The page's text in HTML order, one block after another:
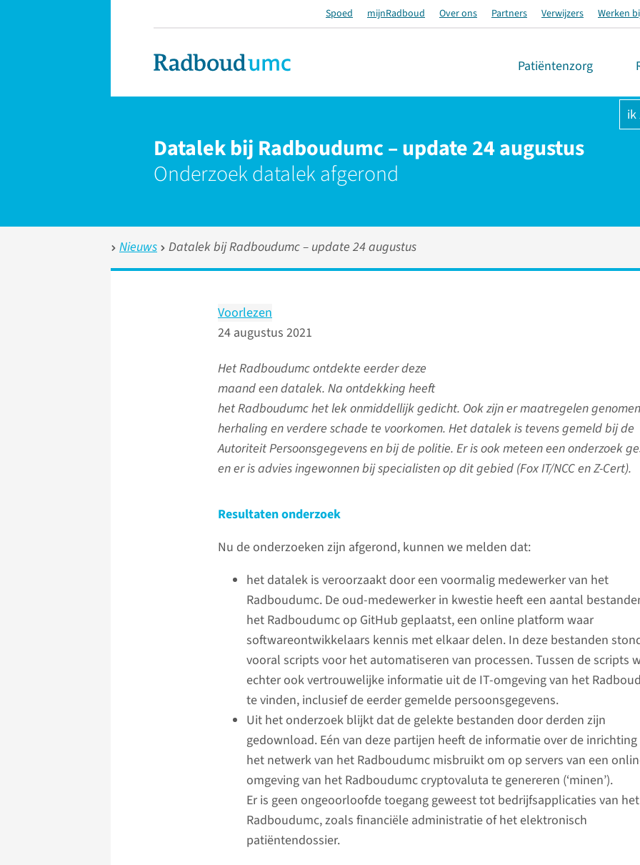
Spoed mijnRadboud Over ons Partners Verwijzers Werken
Patiëntenzorg
ik
Datalek bij Radboudumc – update 24 augustus
Onderzoek datalek afgerond
Nieuws Datalek bij Radboudumc – update 24 augustus
Voorlezen
24 augustus 2021
Het Radboudumc ontdekte eerder deze
maand een datalek. Na ontdekking heeft
het Radboudumc het lek onmiddellijk gedicht. Ook zijn er maatregelen
herhaling en verdere schade te voorkomen. Het datalek is tevens gemeld bij de
Autoriteit Persoonsgegevens en bij de politie. Er is ook meteen een onderzoek
en er is advies ingewonnen bij specialisten op dit gebied (Fox IT/NCC en Z-Cert).
Resultaten onderzoek
Nu de onderzoeken zijn afgerond, kunnen we melden dat:
het datalek is veroorzaakt door een voormalig medewerker van het
Radboudumc. De oud-medewerker in kwestie heeft een aantal
het Radboudumc op GitHub geplaatst, een online platform waar
softwareontwikkelaars kennis met elkaar delen. In deze bestanden
vooral scripts voor het automatiseren van processen. Tussen de scripts
echter ook vertrouwelijke informatie uit de IT-omgeving van het
te vinden, inclusief de eerder gemelde persoonsgegevens.
Uit het onderzoek blijkt dat de gelekte bestanden door derden zijn
gedownload. Eén van deze partijen heeft de informatie over de inrichting
het netwerk van het Radboudumc misbruikt om op servers van een
omgeving van het Radboudumc cryptovaluta te genereren (‘minen’).
Er is geen ongeoorloofde toegang geweest tot bedrijfsapplicaties van het
Radboudumc, zoals financiële administratie of het elektronisch
patiëntendossier.